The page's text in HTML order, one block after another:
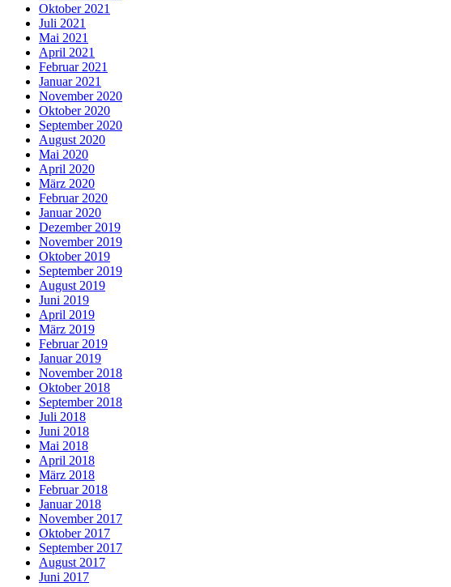
Oktober 2021
Juli 2021
Mai 2021
April 2021
Februar 2021
Januar 2021
November 2020
Oktober 2020
September 2020
August 2020
Mai 2020
April 2020
März 2020
Februar 2020
Januar 2020
Dezember 2019
November 2019
Oktober 2019
September 2019
August 2019
Juni 2019
April 2019
März 2019
Februar 2019
Januar 2019
November 2018
Oktober 2018
September 2018
Juli 2018
Juni 2018
Mai 2018
April 2018
März 2018
Februar 2018
Januar 2018
November 2017
Oktober 2017
September 2017
August 2017
Juni 2017